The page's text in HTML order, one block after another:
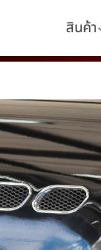
สินค้า